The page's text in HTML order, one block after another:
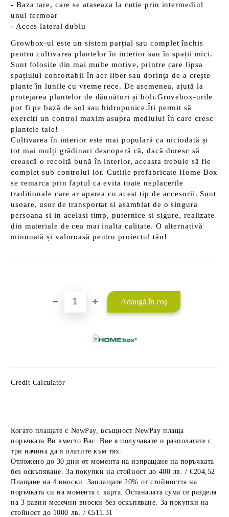
- Baza tare, care se ataseaza la cutie prin intermediul
unui fermoar
- Acces lateral dublu
Growbox-ul este un sistem parțial sau complet închis
pentru cultivarea plantelor în interior sau în spații mici.
Sunt folosite din mai multe motive, printre care lipsa
spațiului confortabil în aer liber sau dorința de a crește
plante în lunile cu vreme rece. De asemenea, ajută la
protejarea plantelor de dăunători și boli.Grovebox-urile
pot fi pe bază de sol sau hidroponice.Îți permit să
exerciți un control maxim asupra mediului în care cresc
plantele tale!
Cultivarea în interior este mai populară ca niciodată și
tot mai mulți grădinari descoperă că, dacă doresc să
crească o recoltă bună în interior, aceasta trebuie să fie
complet sub controlul lor. Cutiile prefabricate Home Box
se remarca prin faptul ca evita toate neplacerile
traditionale care ar aparea cu acest tip de accesorii. Sunt
usoare, usor de transportat si asamblat de o singura
persoana si in acelasi timp, puternice si sigure, realizate
din materiale de cea mai inalta calitate. O alternativă
minunată și valoroasă pentru proiectul tău!
Credit Calculator
Когато плащате с NewPay, всъщност NewPay плаща
поръчката Ви вместо Вас. Вие я получавате и разполагате с
три начина да я платите към тях:
Отложено до 30 дни от момента на изпращане на поръчката
без оскъпяване. За покупки на стойност до 400 лв. / €204,52
Плащане на 4 вноски. Заплащате 20% от стойността на
поръчката си на момента с карта. Останалата сума се разделя
на 3 равни месечни вноски без оскъпяване. За покупки на
стойност до 1000 лв. / €511.31